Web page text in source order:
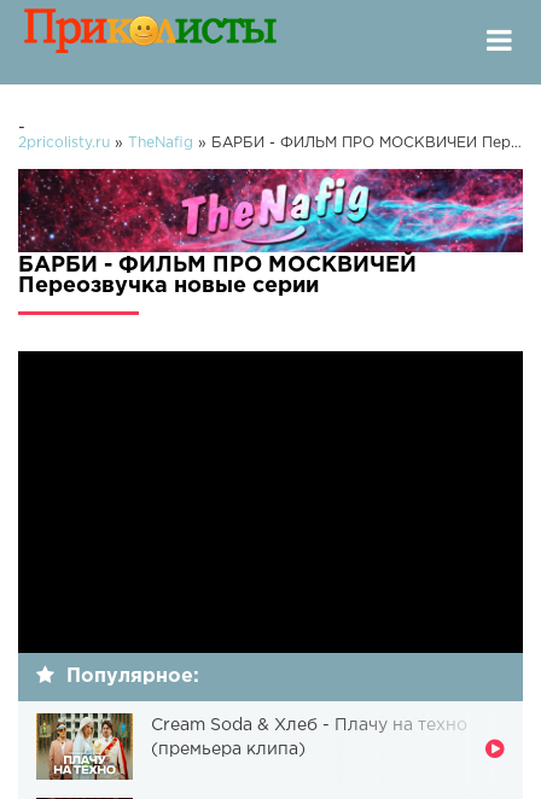
-
2pricolisty.ru » TheNafig » БАРБИ - ФИЛЬМ ПРО МОСКВИЧЕЙ Переозвучка
БАРБИ - ФИЛЬМ ПРО МОСКВИЧЕЙ
Переозвучка новые серии
Популярное:
Cream Soda & Хлеб - Плачу на техно
(премьера клипа)